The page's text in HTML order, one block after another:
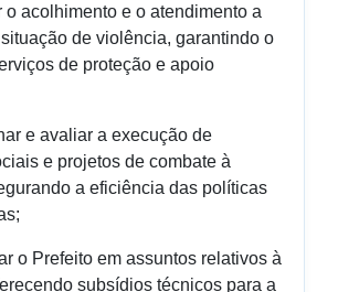
o acolhimento e o atendimento a
de violência, garantindo o
de proteção e apoio
e avaliar a execução de
e projetos de combate à
a eficiência das políticas
o Prefeito em assuntos relativos à
subsídios técnicos para a